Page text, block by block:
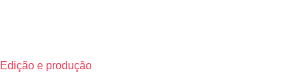
Edição e produção